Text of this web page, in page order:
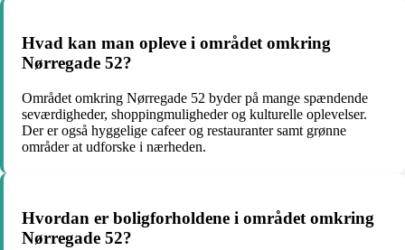
Hvad kan man opleve i området omkring
Nørregade 52?
Området omkring Nørregade 52 byder på mange spændende
seværdigheder, shoppingmuligheder og kulturelle oplevelser.
Der er også hyggelige cafeer og restauranter samt grønne
områder at udforske i nærheden.
Hvordan er boligforholdene i området omkring
Nørregade 52?